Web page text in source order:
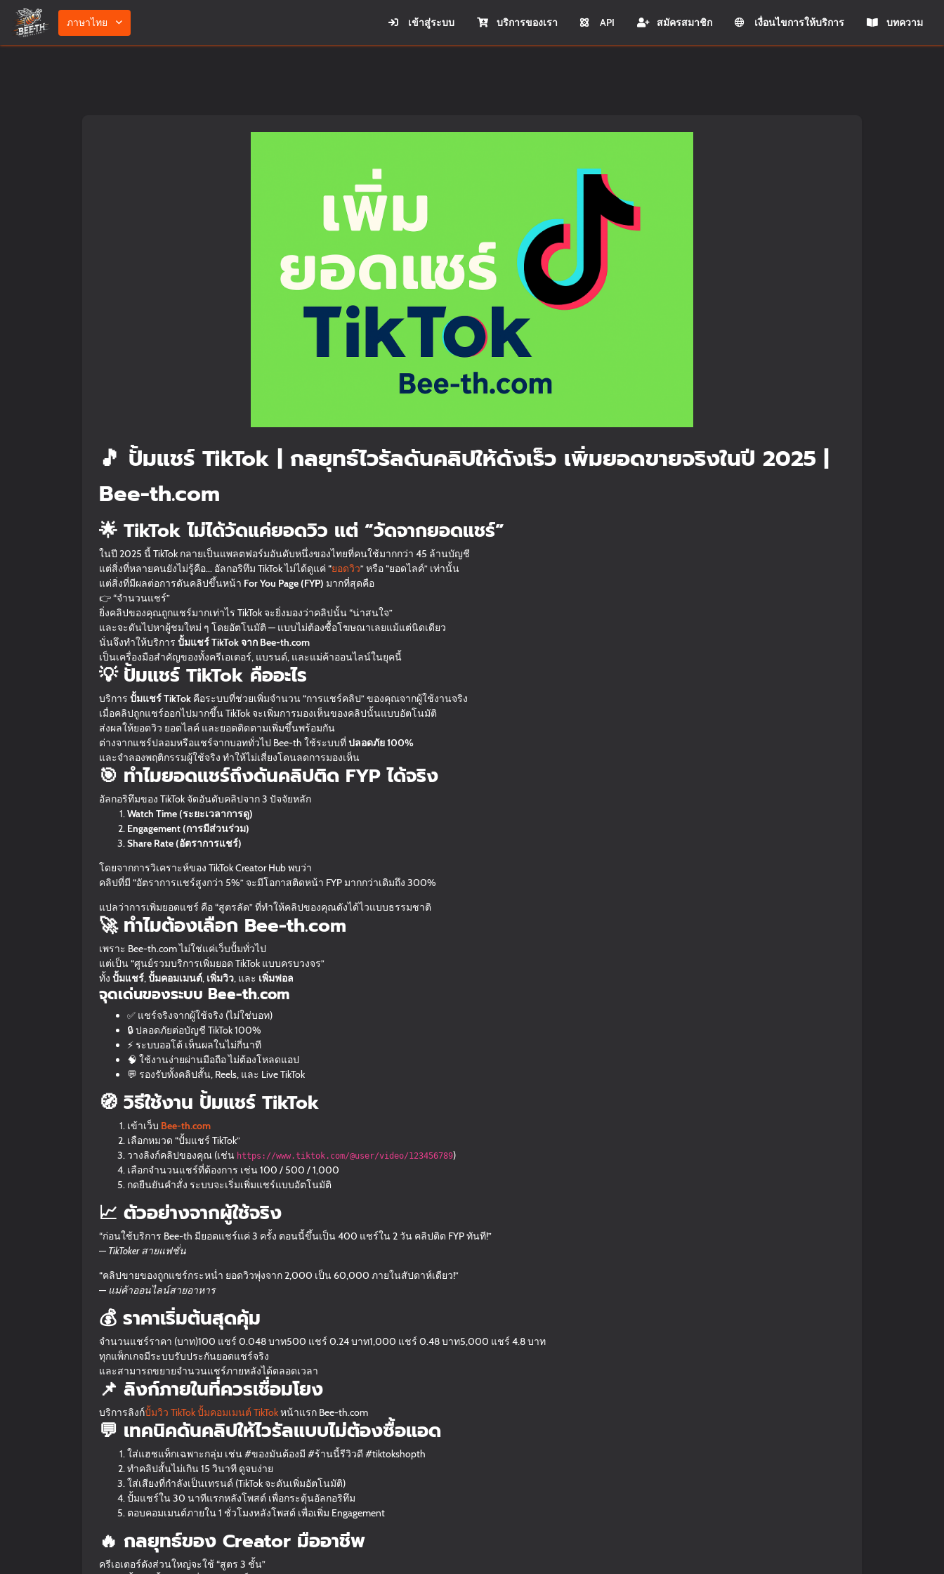
ภาษาไทย เข้าสู่ระบบ บริการของเรา API สมัครสมาชิก เงื่อนไขการให้บริการ บทความ
🎵 ปั้มแชร์ TikTok | กลยุทธ์ไวรัลดันคลิปให้ดังเร็ว เพิ่มยอดขายจริงในปี 2025 |
Bee-th.com
🌟 TikTok ไม่ได้วัดแค่ยอดวิว แต่ “วัดจากยอดแชร์”
ในปี 2025 นี้ TikTok กลายเป็นแพลตฟอร์มอันดับหนึ่งของไทยที่คนใช้มากกว่า 45 ล้านบัญชี
แต่สิ่งที่หลายคนยังไม่รู้คือ... อัลกอริทึม TikTok ไม่ได้ดูแค่ “ยอดวิว” หรือ “ยอดไลค์” เท่านั้น
แต่สิ่งที่มีผลต่อการดันคลิปขึ้นหน้า For You Page (FYP) มากที่สุดคือ
👉 “จำนวนแชร์”
ยิ่งคลิปของคุณถูกแชร์มากเท่าไร TikTok จะยิ่งมองว่าคลิปนั้น “น่าสนใจ”
และจะดันไปหาผู้ชมใหม่ ๆ โดยอัตโนมัติ — แบบไม่ต้องซื้อโฆษณาเลยแม้แต่นิดเดียว
นั่นจึงทำให้บริการ ปั้มแชร์ TikTok จาก Bee-th.com
เป็นเครื่องมือสำคัญของทั้งครีเอเตอร์, แบรนด์, และแม่ค้าออนไลน์ในยุคนี้
💡 ปั้มแชร์ TikTok คืออะไร
บริการ ปั้มแชร์ TikTok คือระบบที่ช่วยเพิ่มจำนวน “การแชร์คลิป” ของคุณจากผู้ใช้งานจริง
เมื่อคลิปถูกแชร์ออกไปมากขึ้น TikTok จะเพิ่มการมองเห็นของคลิปนั้นแบบอัตโนมัติ
ส่งผลให้ยอดวิว ยอดไลค์ และยอดติดตามเพิ่มขึ้นพร้อมกัน
ต่างจากแชร์ปลอมหรือแชร์จากบอททั่วไป Bee-th ใช้ระบบที่ปลอดภัย 100%
และจำลองพฤติกรรมผู้ใช้จริง ทำให้ไม่เสี่ยงโดนลดการมองเห็น
🎯 ทำไมยอดแชร์ถึงดันคลิปติด FYP ได้จริง
อัลกอริทึมของ TikTok จัดอันดับคลิปจาก 3 ปัจจัยหลัก
Watch Time (ระยะเวลาการดู)
Engagement (การมีส่วนร่วม)
Share Rate (อัตราการแชร์)
โดยจากการวิเคราะห์ของ TikTok Creator Hub พบว่า
คลิปที่มี “อัตราการแชร์สูงกว่า 5%” จะมีโอกาสติดหน้า FYP มากกว่าเดิมถึง 300%
แปลว่าการเพิ่มยอดแชร์ คือ “สูตรลัด” ที่ทำให้คลิปของคุณดังได้ไวแบบธรรมชาติ
🚀 ทำไมต้องเลือก Bee-th.com
เพราะ Bee-th.com ไม่ใช่แค่เว็บปั้มทั่วไป
แต่เป็น “ศูนย์รวมบริการเพิ่มยอด TikTok แบบครบวงจร”
ทั้ง ปั้มแชร์,ปั้มคอมเมนต์, เพิ่มวิว, และ เพิ่มฟอล
จุดเด่นของระบบ Bee-th.com
✅ แชร์จริงจากผู้ใช้จริง (ไม่ใช่บอท)
🔒 ปลอดภัยต่อบัญชี TikTok 100%
⚡ ระบบออโต้ เห็นผลในไม่กี่นาที
🧠 ใช้งานง่ายผ่านมือถือ ไม่ต้องโหลดแอป
💬 รองรับทั้งคลิปสั้น, Reels, และ Live TikTok
🧭 วิธีใช้งาน ปั้มแชร์ TikTok
เข้าเว็บ Bee-th.com
เลือกหมวด “ปั้มแชร์ TikTok”
วางลิงก์คลิปของคุณ (เช่น https://www.tiktok.com/@user/video/123456789)
เลือกจำนวนแชร์ที่ต้องการ เช่น 100 / 500 / 1,000
กดยืนยันคำสั่ง ระบบจะเริ่มเพิ่มแชร์แบบอัตโนมัติ
📈 ตัวอย่างจากผู้ใช้จริง
“ก่อนใช้บริการ Bee-th มียอดแชร์แค่ 3 ครั้ง ตอนนี้ขึ้นเป็น 400 แชร์ใน 2 วัน คลิปติด FYP ทันที!”
— TikToker สายแฟชั่น
“คลิปขายของถูกแชร์กระหน่ำ ยอดวิวพุ่งจาก 2,000 เป็น 60,000 ภายในสัปดาห์เดียว!”
— แม่ค้าออนไลน์สายอาหาร
💰 ราคาเริ่มต้นสุดคุ้ม
จำนวนแชร์ราคา (บาท)100 แชร์ 0.048 บาท500 แชร์ 0.24 บาท1,000 แชร์ 0.48 บาท5,000 แชร์ 4.8 บาท
ทุกแพ็กเกจมีระบบรับประกันยอดแชร์จริง
และสามารถขยายจำนวนแชร์ภายหลังได้ตลอดเวลา
📌 ลิงก์ภายในที่ควรเชื่อมโยง
บริการลิงก์ปั้มวิว TikTokปั้มคอมเมนต์ TikTokหน้าแรก Bee-th.com
💬 เทคนิคดันคลิปให้ไวรัลแบบไม่ต้องซื้อแอด
ใส่แฮชแท็กเฉพาะกลุ่ม เช่น #ของมันต้องมี #ร้านนี้รีวิวดี #tiktokshopth
ทำคลิปสั้นไม่เกิน 15 วินาที ดูจบง่าย
ใส่เสียงที่กำลังเป็นเทรนด์ (TikTok จะดันเพิ่มอัตโนมัติ)
ปั้มแชร์ใน 30 นาทีแรกหลังโพสต์ เพื่อกระตุ้นอัลกอริทึม
ตอบคอมเมนต์ภายใน 1 ชั่วโมงหลังโพสต์ เพื่อเพิ่ม Engagement
🔥 กลยุทธ์ของ Creator มืออาชีพ
ครีเอเตอร์ดังส่วนใหญ่จะใช้ “สูตร 3 ชั้น”